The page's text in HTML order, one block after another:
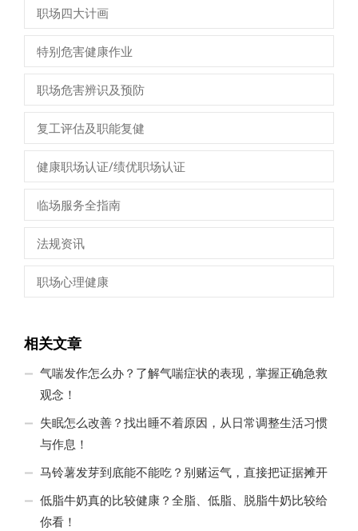
职场四大计画
特别危害健康作业
职场危害辨识及预防
复工评估及职能复健
健康职场认证/绩优职场认证
临场服务全指南
法规资讯
职场心理健康
相关文章
气喘发作怎么办？了解气喘症状的表现，掌握正确急救
观念！
失眠怎么改善？找出睡不着原因，从日常调整生活习惯
与作息！
马铃薯发芽到底能不能吃？别赌运气，直接把证据摊开
低脂牛奶真的比较健康？全脂、低脂、脱脂牛奶比较给
你看！